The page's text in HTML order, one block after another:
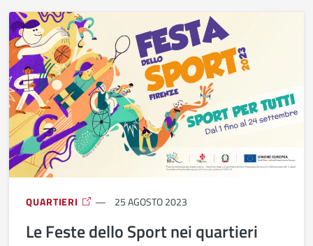
QUARTIERI 25 AGOSTO 2023
Le Feste dello Sport nei quartieri